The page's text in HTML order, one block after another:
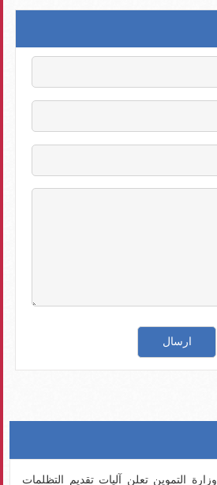
وزارة التموين تعلن آليات تقديم التظلمات